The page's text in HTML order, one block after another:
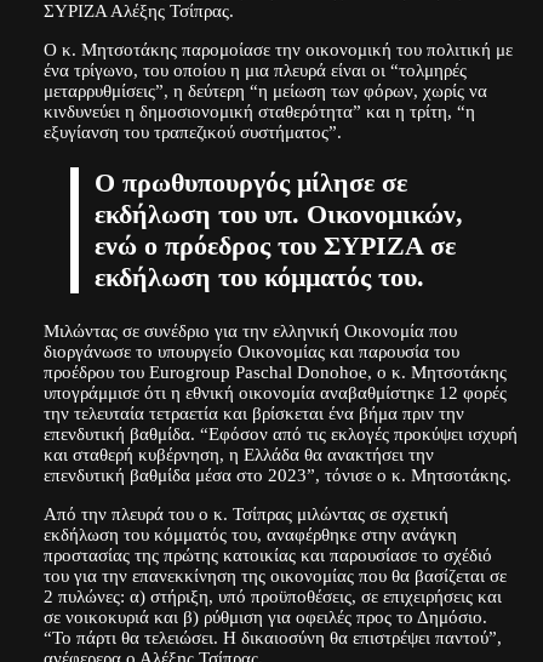
ΣΥΡΙΖΑ Αλέξης Τσίπρας.
Ο κ. Μητσοτάκης παρομοίασε την οικονομική του πολιτική με
ένα τρίγωνο, του οποίου η μια πλευρά είναι οι “τολμηρές
μεταρρυθμίσεις”, η δεύτερη “η μείωση των φόρων, χωρίς να
κινδυνεύει η δημοσιονομική σταθερότητα” και η τρίτη, “η
εξυγίανση του τραπεζικού συστήματος”.
Ο πρωθυπουργός μίλησε σε
εκδήλωση του υπ. Οικονομικών,
ενώ ο πρόεδρος του ΣΥΡΙΖΑ σε
εκδήλωση του κόμματός του.
Μιλώντας σε συνέδριο για την ελληνική Οικονομία που
διοργάνωσε το υπουργείο Οικονομίας και παρουσία του
προέδρου του Eurogroup Paschal Donohoe, ο κ. Μητσοτάκης
υπογράμμισε ότι η εθνική οικονομία αναβαθμίστηκε 12 φορές
την τελευταία τετραετία και βρίσκεται ένα βήμα πριν την
επενδυτική βαθμίδα. “Eφόσον από τις εκλογές προκύψει ισχυρή
και σταθερή κυβέρνηση, η Ελλάδα θα ανακτήσει την
επενδυτική βαθμίδα μέσα στο 2023”, τόνισε ο κ. Μητσοτάκης.
Από την πλευρά του ο κ. Τσίπρας μιλώντας σε σχετική
εκδήλωση του κόμματός του, αναφέρθηκε στην ανάγκη
προστασίας της πρώτης κατοικίας και παρουσίασε το σχέδιό
του για την επανεκκίνηση της οικονομίας που θα βασίζεται σε
2 πυλώνες: α) στήριξη, υπό προϋποθέσεις, σε επιχειρήσεις και
σε νοικοκυριά και β) ρύθμιση για οφειλές προς το Δημόσιο.
“Το πάρτι θα τελειώσει. Η δικαιοσύνη θα επιστρέψει παντού”,
ανέφερερα ο Αλέξης Τσίπρας.